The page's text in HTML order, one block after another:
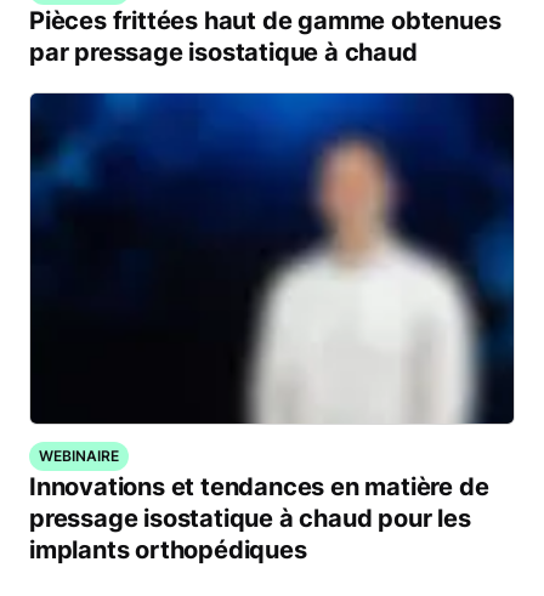
Pièces frittées haut de gamme obtenues
par pressage isostatique à chaud
WEBINAIRE
Innovations et tendances en matière de
pressage isostatique à chaud pour les
implants orthopédiques